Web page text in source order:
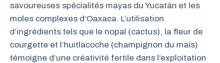
savoureuses spécialités mayas du Yucatán et les
moles complexes d’Oaxaca. L’utilisation
d’ingrédients tels que le nopal (cactus), la fleur de
courgette et l’huitlacoche (champignon du maïs)
témoigne d’une créativité fertile dans l’exploitation